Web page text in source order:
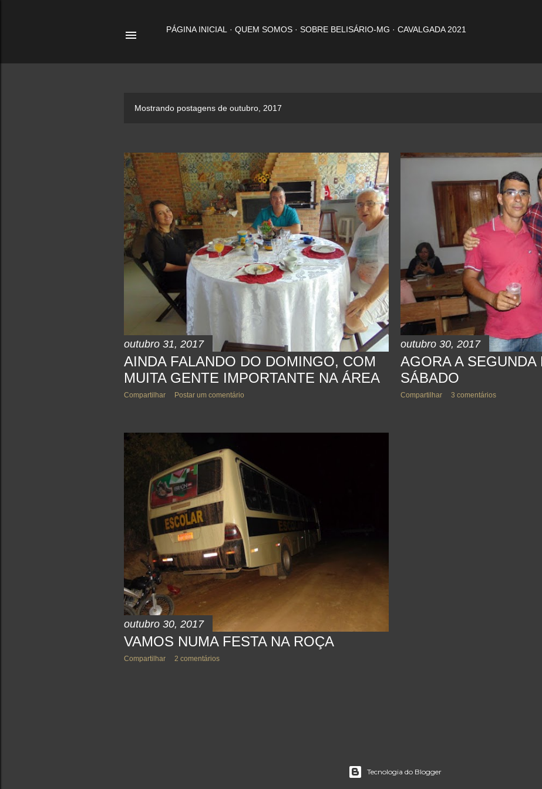
PÁGINA INICIAL QUEM SOMOS SOBRE BELISÁRIO-MG CAVALGADA 2021
a
g
e
n
s
Mostrando postagens de outubro, 2017
outubro 31, 2017
AINDA FALANDO DO DOMINGO, COM
MUITA GENTE IMPORTANTE NA ÁREA
Compartilhar Postar um comentário
outubro 30, 2017
AGORA A SEGUNDA
SÁBADO
Compartilhar 3 comentários
outubro 30, 2017
VAMOS NUMA FESTA NA ROÇA
Compartilhar 2 comentários
Tecnologia do Blogger